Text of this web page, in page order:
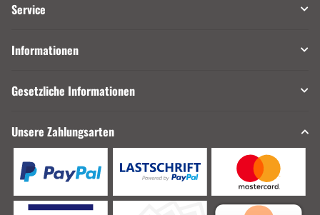
Service
Informationen
Gesetzliche Informationen
Unsere Zahlungsarten